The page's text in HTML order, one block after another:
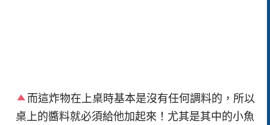
而這炸物在上桌時基本是沒有任何調料的，所以
桌上的醬料就必須給他加起來！尤其是其中的小魚